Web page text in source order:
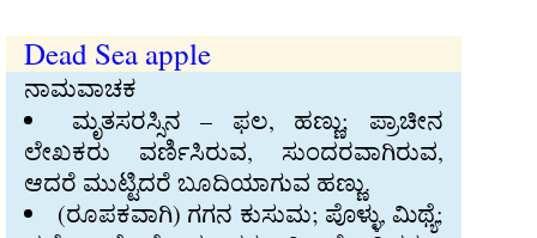
Dead Sea apple
ನಾಮವಾಚಕ
ಮೃತಸರಸ್ಸಿನ – ಫಲ, ಹಣ್ಣು; ಪ್ರಾಚೀನ
ಲೇಖಕರು ವರ್ಣಿಸಿರುವ, ಸುಂದರವಾಗಿರುವ,
ಆದರೆ ಮುಟ್ಟಿದರೆ ಬೂದಿಯಾಗುವ ಹಣ್ಣು.
(ರೂಪಕವಾಗಿ) ಗಗನ ಕುಸುಮ; ಪೊಳ್ಳು, ಮಿಥ್ಯೆ;